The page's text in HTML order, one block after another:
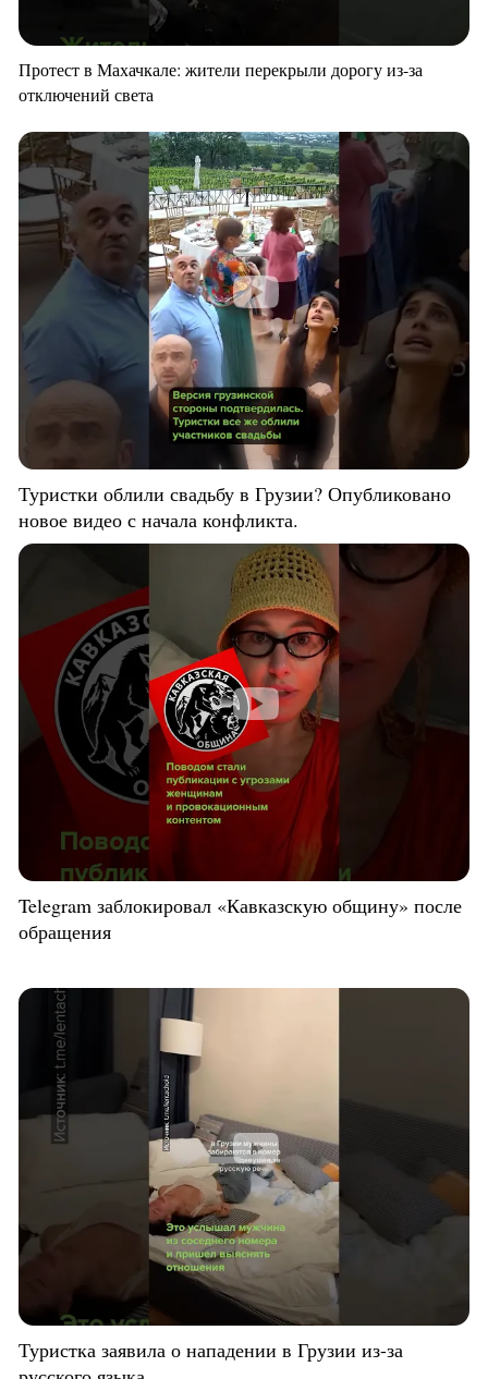
Протест в Махачкале: жители перекрыли дорогу из-за
отключений света
Туристки облили свадьбу в Грузии? Опубликовано
новое видео с начала конфликта.
Telegram заблокировал «Кавказскую общину» после
обращения
Туристка заявила о нападении в Грузии из-за